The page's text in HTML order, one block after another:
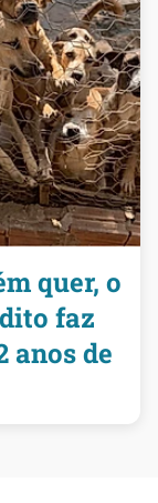
quer, o
faz
anos de